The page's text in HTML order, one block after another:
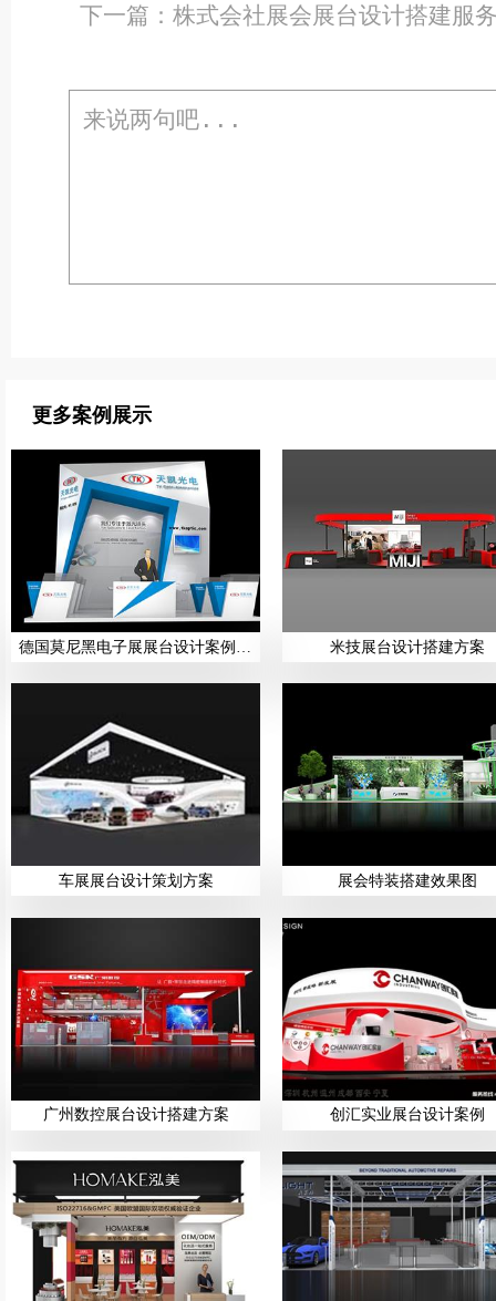
下一篇：株式会社展会展台设计搭建服
更多案例展示
米技展台设计搭建方案
车展展台设计策划方案 展会特装搭建效果图
广州数控展台设计搭建方案 创汇实业展台设计案例